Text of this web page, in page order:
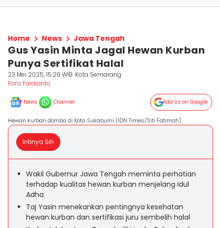
Home News Jawa Tengah
Gus Yasin Minta Jagal Hewan Kurban
Punya Sertifikat Halal
23 Mei 2025, 15:29 WIB Kota Semarang
Fariz Fardianto
News Channel Add Us on Google
Hewan kurban domba di Kota Sukabumi (IDN Times/Siti Fatimah)
Intinya Sih
Wakil Gubernur Jawa Tengah meminta perhatian
terhadap kualitas hewan kurban menjelang Idul
Adha
Taj Yasin menekankan pentingnya kesehatan
hewan kurban dan sertifikasi juru sembelih halal